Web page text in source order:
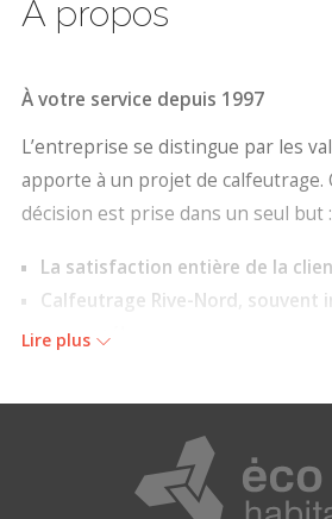
À propos
À votre service depuis 1997
L’entreprise se distingue par les
apporte à un projet de calfeutrage.
décision est prise dans un seul but :
La satisfaction entière de la
Calfeutrage Rive-Nord, souvent
surpassé!
Qualité et rapidité d’exécution
La réputation de Calfeutrage Rive-
Lire plus